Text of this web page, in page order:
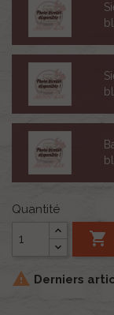
Quantité

 Derniers